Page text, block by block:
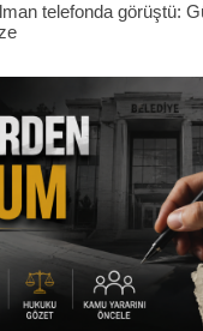
telefonda görüştü: